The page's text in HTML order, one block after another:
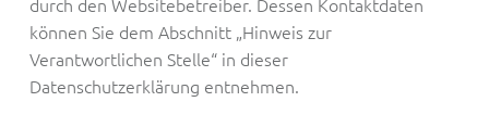
können Sie dem Abschnitt „Hinweis zur
Verantwortlichen Stelle“ in dieser
Datenschutzerklärung entnehmen.